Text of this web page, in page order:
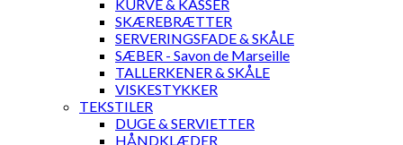
KURVE & KASSER
SKÆREBRÆTTER
SERVERINGSFADE & SKÅLE
SÆBER - Savon de Marseille
TALLERKENER & SKÅLE
VISKESTYKKER
TEKSTILER
DUGE & SERVIETTER
HÅNDKLÆDER